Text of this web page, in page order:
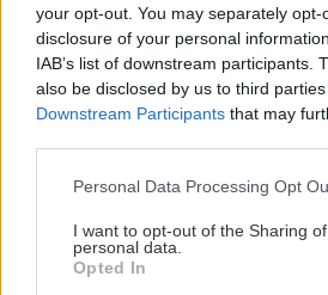
your opt-out. You may separately
disclosure of your personal
IAB’s list of downstream participants.
also be disclosed by us to third
Downstream Participants that may
Please note that this website/app
not limited to your visit or usage
grant or deny consent to Google and
use your data for below specified
Personal Data Processing Opt
I want to opt-out of the Sharing
personal data.
Opted In
NIDAROS HOCKEY